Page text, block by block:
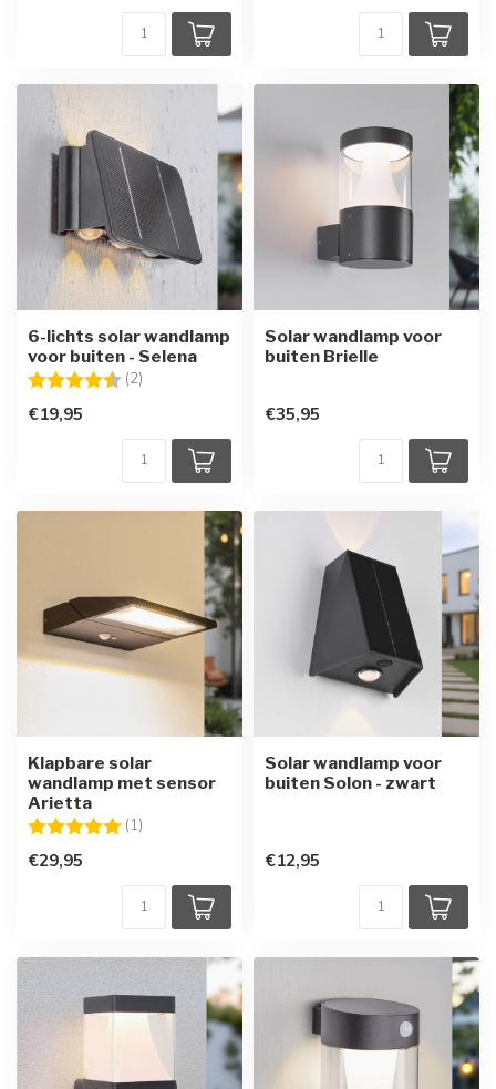
6-lichts solar wandlamp
voor buiten - Selena
Beoordeling: (2)
€19,95
Solar wandlamp voor
buiten Brielle
€35,95
Klapbare solar
wandlamp met sensor
Arietta
Beoordeling: (1)
€29,95
Solar wandlamp voor
buiten Solon - zwart
€12,95